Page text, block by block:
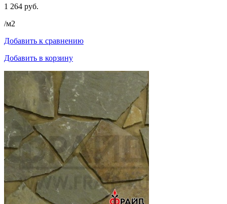
1 264 руб.
/м2
Добавить к сравнению
Добавить в корзину